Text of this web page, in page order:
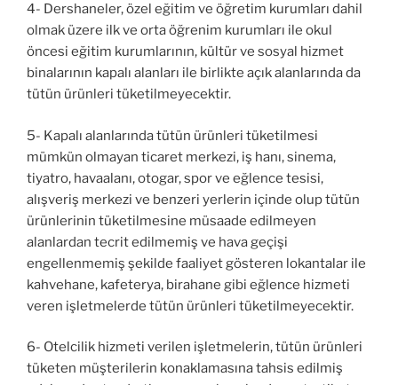
4- Dershaneler, özel eğitim ve öğretim kurumları dahil
olmak üzere ilk ve orta öğrenim kurumları ile okul
öncesi eğitim kurumlarının, kültür ve sosyal hizmet
binalarının kapalı alanları ile birlikte açık alanlarında da
tütün ürünleri tüketilmeyecektir.
5- Kapalı alanlarında tütün ürünleri tüketilmesi
mümkün olmayan ticaret merkezi, iş hanı, sinema,
tiyatro, havaalanı, otogar, spor ve eğlence tesisi,
alışveriş merkezi ve benzeri yerlerin içinde olup tütün
ürünlerinin tüketilmesine müsaade edilmeyen
alanlardan tecrit edilmemiş ve hava geçişi
engellenmemiş şekilde faaliyet gösteren lokantalar ile
kahvehane, kafeterya, birahane gibi eğlence hizmeti
veren işletmelerde tütün ürünleri tüketilmeyecektir.
6- Otelcilik hizmeti verilen işletmelerin, tütün ürünleri
tüketen müşterilerin konaklamasına tahsis edilmiş